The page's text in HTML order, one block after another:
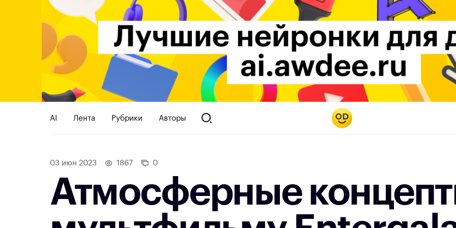
AI Лента Рубрики Авторы
03 июн 2023 1867 0
Атмосферные